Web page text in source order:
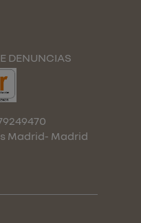
DENUNCIAS
Madrid- Madrid